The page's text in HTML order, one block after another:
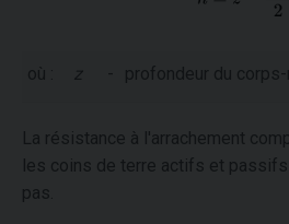
où : z - profondeur du
La résistance à l'arrachement
les coins de terre actifs et passifs
pas.